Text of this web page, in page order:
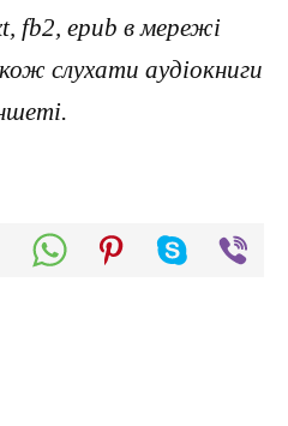
fb2, epub в мережі
слухати аудіокниги